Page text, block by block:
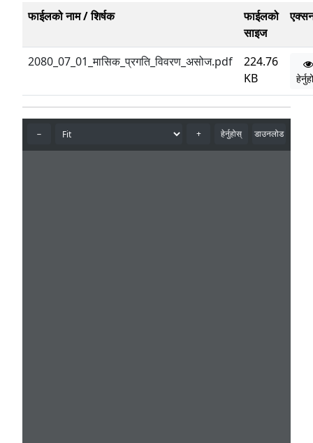
फाईलको नाम / शिर्षक
फाईलको
साइज
2080_07_01_मासिक_प्रगति_विवरण_असोज.pdf
224.76
KB